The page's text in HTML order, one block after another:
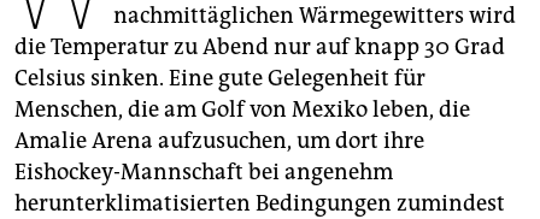
genossenschaft
epaper login
nachmittäglichen Wärmegewitters wird
die Temperatur zu Abend nur auf knapp 30 Grad
Celsius sinken. Eine gute Gelegenheit für
Menschen, die am Golf von Mexiko leben, die
Amalie Arena aufzusuchen, um dort ihre
Eishockey-Mannschaft bei angenehm
herunterklimatisierten Bedingungen zumindest